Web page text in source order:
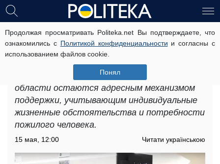
Продолжая просматривать Politeka.net Вы подтверждаете, что
ознакомились с Политикой конфиденциальности и согласны с
использованием файлов cookie.
Понял
Доплаты пенсионерам в
Черниговской области: кто может
претендовать на эту поддержку
Доплаты для пенсионеров в Черниговской
области остаются адресным механизмом
поддержки, учитывающим индивидуальные
жизненные обстоятельства и потребности
пожилого человека.
15 мая, 12:00 Читати українською